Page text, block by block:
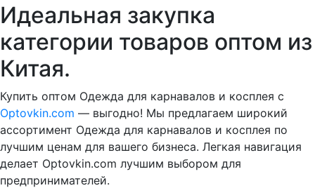
Идеальная закупка
категории товаров оптом из
Китая.
Купить оптом Одежда для карнавалов и косплея с
Optovkin.com — выгодно! Мы предлагаем широкий
ассортимент Одежда для карнавалов и косплея по
лучшим ценам для вашего бизнеса. Легкая навигация
делает Optovkin.com лучшим выбором для
предпринимателей.